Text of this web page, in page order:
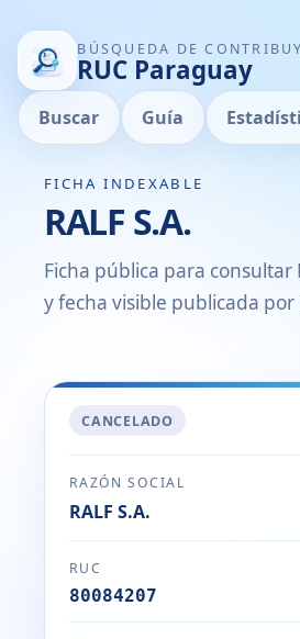
BÚSQUEDA DE
RUC Paraguay
Buscar Guía
FICHA INDEXABLE
RALF S.A.
Ficha pública para consultar
y fecha visible publicada por
CANCELADO
RAZÓN SOCIAL
RALF S.A.
RUC
80084207